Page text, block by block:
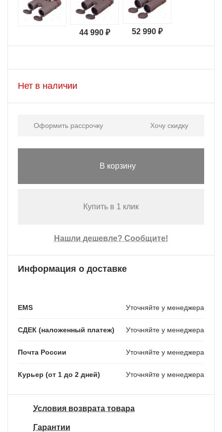
44 990 ₽ 52 990 ₽
Нет в наличии
Оформить рассрочку Хочу скидку
В корзину
Купить в 1 клик
Нашли дешевле? Сообщите!
Информация о доставке
EMS Уточняйте у менеджера
СДЕК (наложенный платеж) Уточняйте у менеджера
Почта России Уточняйте у менеджера
Курьер (от 1 до 2 дней) Уточняйте у менеджера
Условия возврата товара
Гарантии